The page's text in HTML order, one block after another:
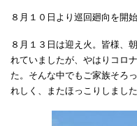
８月１０日より巡回廻向を開
８月１３日は迎え火。皆様、
れていましたが、やはりコロ
た。そんな中でもご家族そろ
れしく、またほっこりしました